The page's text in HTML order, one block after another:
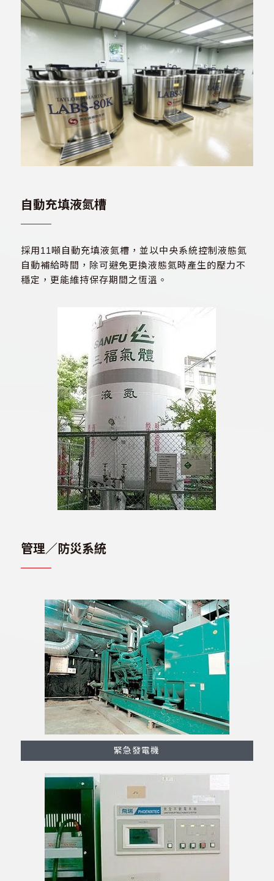
自動充填液氮槽
採用11噸自動充填液氮槽，並以中央系統控制液態氮
自動補給時間，除可避免更換液態氮時產生的壓力不
穩定，更能維持保存期間之恆溫。
管理／防災系統
緊急發電機